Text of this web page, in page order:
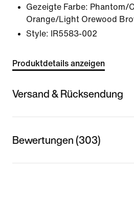
Gezeigte Farbe: Phantom/
Orange/Light Orewood
Style:
IR5583-002
Produktdetails anzeigen
Versand & Rücksendung
Bewertungen (303)